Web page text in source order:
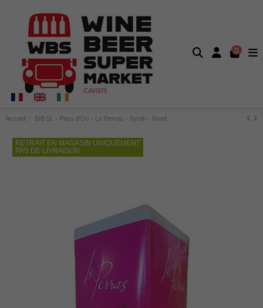
0
Accueil BIB 5L - Pays d'Oc - Le Perras - Syrah - Rosé
RETRAIT EN MAGASIN UNIQUEMENT
PAS DE LIVRAISON